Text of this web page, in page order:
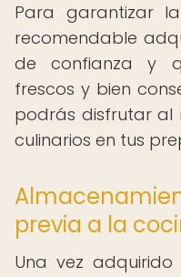
Para garantizar
recomendable
de confianza y
frescos y bien
podrás disfrutar al
culinarios en tus
previa a la
Una vez